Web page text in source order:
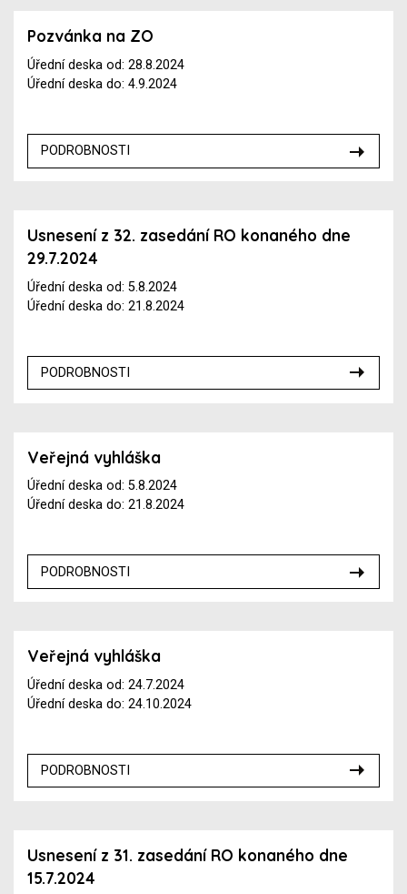
Pozvánka na ZO
Úřední deska od: 28.8.2024
Úřední deska do: 4.9.2024
PODROBNOSTI
Usnesení z 32. zasedání RO konaného dne
29.7.2024
Úřední deska od: 5.8.2024
Úřední deska do: 21.8.2024
PODROBNOSTI
Veřejná vyhláška
Úřední deska od: 5.8.2024
Úřední deska do: 21.8.2024
PODROBNOSTI
Veřejná vyhláška
Úřední deska od: 24.7.2024
Úřední deska do: 24.10.2024
PODROBNOSTI
Usnesení z 31. zasedání RO konaného dne
15.7.2024